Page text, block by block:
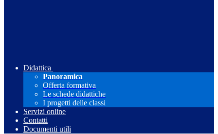
Didattica
Panoramica
Offerta formativa
Le schede didattiche
I progetti delle classi
Servizi online
Contatti
Documenti utili